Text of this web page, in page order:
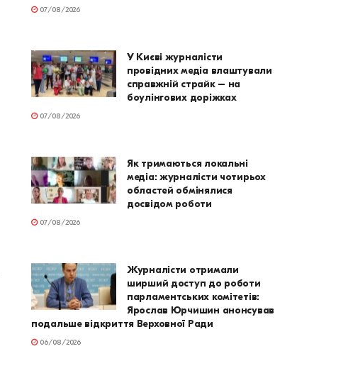
07/08/2026
У Києві журналісти
провідних медіа влаштували
справжній страйк – на
боулінгових доріжках
07/08/2026
Як тримаються локальні
медіа: журналісти чотирьох
областей обмінялися
досвідом роботи
07/08/2026
Журналісти отримали
ширший доступ до роботи
парламентських комітетів:
Ярослав Юрчишин анонсував
подальше відкриття Верховної Ради
06/08/2026